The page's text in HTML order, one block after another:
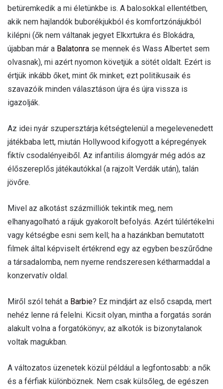
betüremkedik a mi életünkbe is. A balosokkal ellentétben,
akik nem hajlandók buborékjukból és komfortzónájukból
kilépni (ők nem váltanak jegyet Elkxrtukra és Blokádra,
újabban már a Balatonra se mennek és Wass Albertet sem
olvasnak), mi azért nyomon követjük a sötét oldalt. Ezért is
értjük inkább őket, mint ők minket; ezt politikusaik és
szavazóik minden választáson újra és újra vissza is
igazolják.
Az idei nyár szupersztárja kétségtelenül a megelevenedett
játékbaba lett, miután Hollywood kifogyott a képregények
fiktív csodalényeiből. Az infantilis álomgyár még adós az
élőszereplős játékautókkal (a rajzolt Verdák után), talán
jövőre.
Mivel az alkotást százmilliók tekintik meg, nem
elhanyagolható a rájuk gyakorolt befolyás. Azért túlértékelni
vagy kétségbe esni sem kell; ha a hazánkban bemutatott
filmek által képviselt értékrend egy az egyben beszűrődne
a társadalomba, nem nyerne rendszeresen kétharmaddal a
konzervatív oldal.
Miről szól tehát a Barbie? Ez mindjárt az első csapda, mert
nehéz lenne rá felelni. Kicsit olyan, mintha a forgatás során
alakult volna a forgatókönyv; az alkotók is bizonytalanok
voltak magukban.
A változatos üzenetek közül például a legfontosabb: a nők
és a férfiak különböznek. Nem csak külsőleg, de egészen